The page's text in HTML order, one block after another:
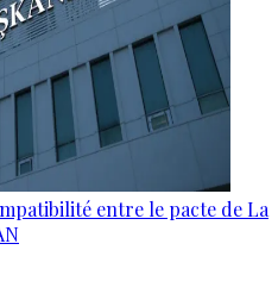
entre le pacte de La